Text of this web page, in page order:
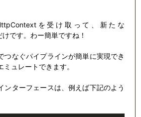
を受け取って、新たな
です。わー簡単ですね！
つなぐパイプラインが簡単に実現でき
ュレートできます。
ンターフェースは、例えば下記のよう